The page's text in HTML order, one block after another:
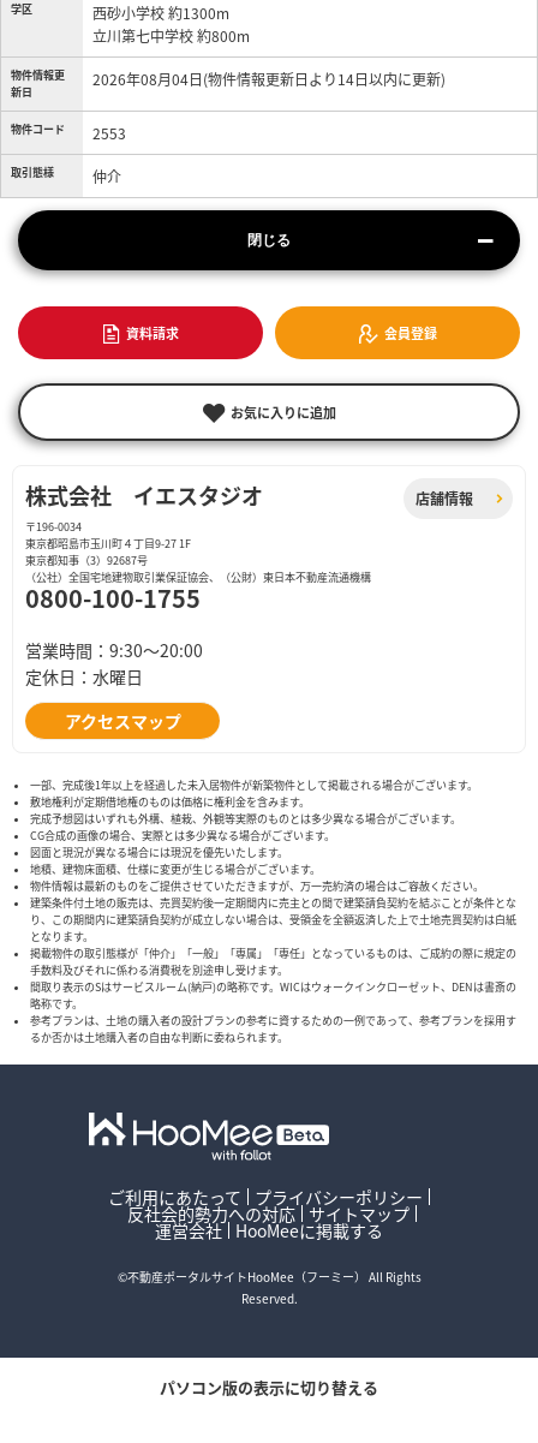
学区
西砂小学校 約1300m
立川第七中学校 約800m
物件情報更
新日
2026年08月04日(物件情報更新日より14日以内に更新)
物件コード 2553
取引態様 仲介
閉じる
資料請求 会員登録
お気に入りに追加
株式会社 イエスタジオ 店舗情報
〒196-0034
東京都昭島市玉川町４丁目9-27 1F
東京都知事（3）92687号
（公社）全国宅地建物取引業保証協会、（公財）東日本不動産流通機構
0800-100-1755
営業時間：9:30〜20:00
定休日：水曜日
アクセスマップ
一部、完成後1年以上を経過した未入居物件が新築物件として掲載される場合がございます。
敷地権利が定期借地権のものは価格に権利金を含みます。
完成予想図はいずれも外構、植栽、外観等実際のものとは多少異なる場合がございます。
CG合成の画像の場合、実際とは多少異なる場合がございます。
図面と現況が異なる場合には現況を優先いたします。
地積、建物床面積、仕様に変更が生じる場合がございます。
物件情報は最新のものをご提供させていただきますが、万一売約済の場合はご容赦ください。
建築条件付土地の販売は、売買契約後一定期間内に売主との間で建築請負契約を結ぶことが条件とな
り、この期間内に建築請負契約が成立しない場合は、受領金を全額返済した上で土地売買契約は白紙
となります。
掲載物件の取引態様が「仲介」「一般」「専属」「専任」となっているものは、ご成約の際に規定の
手数料及びそれに係わる消費税を別途申し受けます。
間取り表示のSはサービスルーム(納戸)の略称です。WICはウォークインクローゼット、DENは書斎の
略称です。
参考プランは、土地の購入者の設計プランの参考に資するための一例であって、参考プランを採用す
るか否かは土地購入者の自由な判断に委ねられます。
ご利用にあたって プライバシーポリシー
反社会的勢力への対応 サイトマップ
運営会社 HooMeeに掲載する
©不動産ポータルサイトHooMee（フーミー） All Rights
Reserved.
パソコン版の表示に切り替える